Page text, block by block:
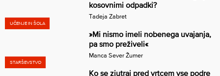
kosovnimi odpadki?
Tadeja Zabret
UČENJE IN ŠOLA
»Mi nismo imeli nobenega uvajanja,
pa smo preživeli«
Manca Sever Žumer
STARŠEVSTVO
Ko se zjutraj pred vrtcem vse podre